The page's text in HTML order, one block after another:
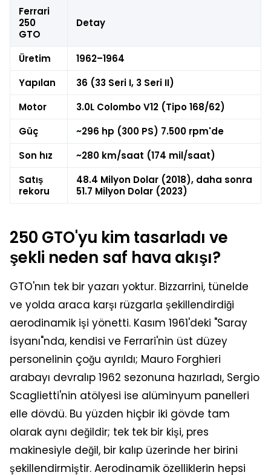
Ferrari
250
GTO
Detay
Üretim
1962–1964
Yapılan
36 (33 Seri I, 3 Seri II)
Motor
3.0L Colombo V12 (Tipo 168/62)
Güç
~296 hp (300 PS) 7.500 rpm'de
Son hız
~280 km/saat (174 mil/saat)
Satış
rekoru
48.4 Milyon Dolar (2018), daha sonra
51.7 Milyon Dolar (2023)
250 GTO'yu kim tasarladı ve
şekli neden saf hava akışı?
GTO'nın tek bir yazarı yoktur. Bizzarrini, tünelde
ve yolda araca karşı rüzgarla şekillendirdiği
aerodinamik işi yönetti. Kasım 1961'deki "Saray
İsyanı"nda, kendisi ve Ferrari'nin üst düzey
personelinin çoğu ayrıldı; Mauro Forghieri
arabayı devralıp 1962 sezonuna hazırladı, Sergio
Scaglietti'nin atölyesi ise alüminyum panelleri
elle dövdü. Bu yüzden hiçbir iki gövde tam
olarak aynı değildir; tek tek bir kişi, pres
makinesiyle değil, bir kalıp üzerinde her birini
şekillendirmiştir. Aerodinamik özelliklerin hepsi